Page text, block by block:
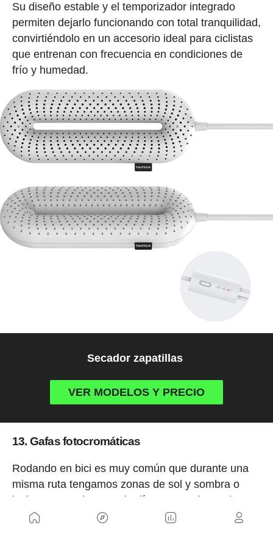
Su diseño estable y el temporizador integrado
permiten dejarlo funcionando con total tranquilidad,
convirtiéndolo en un accesorio ideal para ciclistas
que entrenan con frecuencia en condiciones de
frío y humedad.
Secador zapatillas
VER MODELOS Y PRECIO
13. Gafas fotocromáticas
Rodando en bici es muy común que durante una
misma ruta tengamos zonas de sol y sombra o
incluso que salgamos de día y se nos haga de
noche. Para este tipo de circunstancias lo mejor es